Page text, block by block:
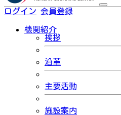
ログイン 会員登録
機関紹介
挨拶
沿革
主要活動
施設案内